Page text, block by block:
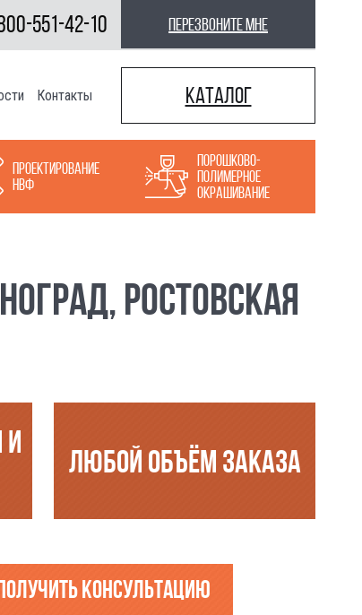
551-42-10 перезвоните мне
Контакты Каталог
Проектирование
НВФ
Порошково-
полимерное
окрашивание
РОСТОВСКАЯ
И
ЛЮБОЙ ОБЪЁМ ЗАКАЗА
консультацию